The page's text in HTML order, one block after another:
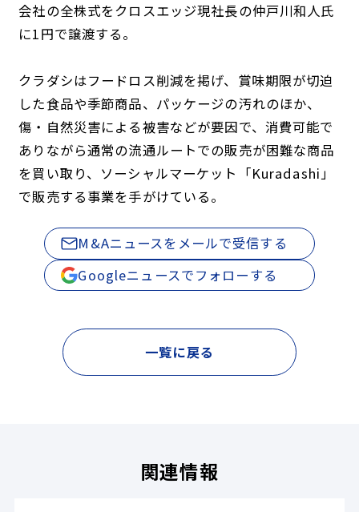
会社の全株式をクロスエッジ現社長の仲戸川和人氏
に1円で譲渡する。
クラダシはフードロス削減を掲げ、賞味期限が切迫
した食品や季節商品、パッケージの汚れのほか、
傷・自然災害による被害などが要因で、消費可能で
ありながら通常の流通ルートでの販売が困難な商品
を買い取り、ソーシャルマーケット「Kuradashi」
で販売する事業を手がけている。
M&Aニュースをメールで受信する
Googleニュースでフォローする
一覧に戻る
関連情報